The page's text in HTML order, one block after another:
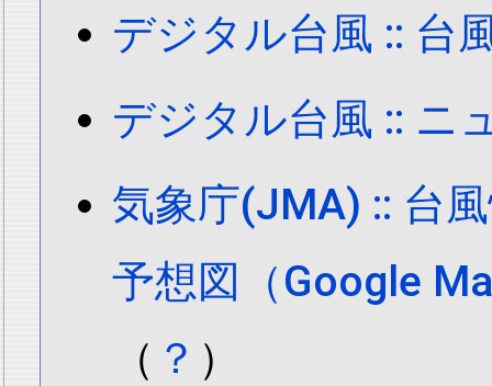
デジタル台風 :: 台
デジタル台風 :: ニ
気象庁(JMA) :: 台
予想図（Google
（ ？ ）